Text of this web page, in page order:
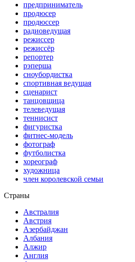
предприниматель
продюсер
продюссер
радиоведущая
режиссер
режиссёр
репортер
рэперша
сноубордистка
спортивная ведущая
сценарист
танцовщица
телеведущая
теннисист
фигуристка
фитнес-модель
фотограф
футболистка
хореограф
художница
член королевской семьи
Страны
Австралия
Австрия
Азербайджан
Албания
Алжир
Англия